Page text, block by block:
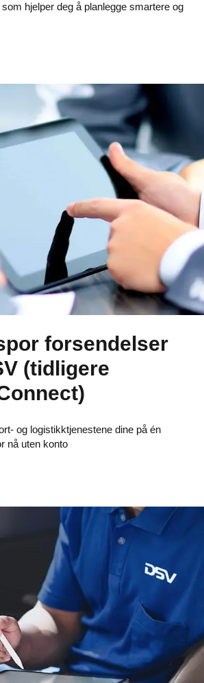
hjelper deg å planlegge smartere og
forsendelser
(tidligere
og logistikktjenestene dine på én
nå uten konto
med myDSV (tidligere